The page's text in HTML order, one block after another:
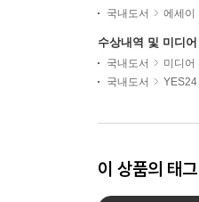
국내도서 에세이
수상내역 및 미디
국내도서 미디어
국내도서
YES24
이 상품의 태그